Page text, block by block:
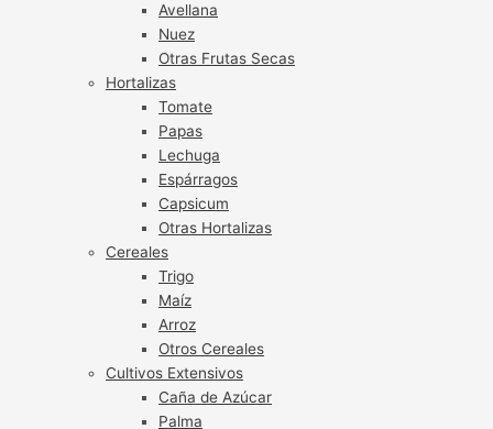
Avellana
Nuez
Otras Frutas Secas
Hortalizas
Tomate
Papas
Lechuga
Espárragos
Capsicum
Otras Hortalizas
Cereales
Trigo
Maíz
Arroz
Otros Cereales
Cultivos Extensivos
Caña de Azúcar
Palma